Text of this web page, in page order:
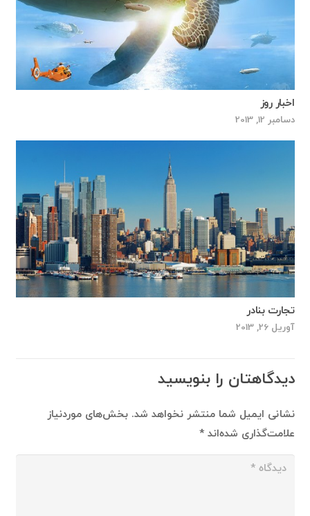
اخبار روز
دسامبر 12, 2013
تجارت بنادر
آوریل 26, 2013
دیدگاهتان را بنویسید
نشانی ایمیل شما منتشر نخواهد شد. بخش‌های موردنیاز
علامت‌گذاری شده‌اند*